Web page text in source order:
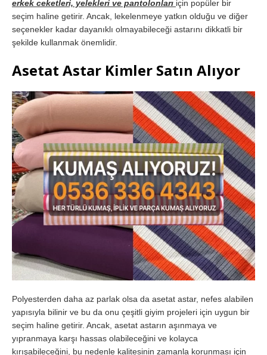
erkek ceketleri, yelekleri ve pantolonları için popüler bir
seçim haline getirir. Ancak, lekelenmeye yatkın olduğu ve diğer
seçenekler kadar dayanıklı olmayabileceği astarını dikkatli bir
şekilde kullanmak önemlidir.
Asetat Astar Kimler Satın Alıyor
Polyesterden daha az parlak olsa da asetat astar, nefes alabilen
yapısıyla bilinir ve bu da onu çeşitli giyim projeleri için uygun bir
seçim haline getirir. Ancak, asetat astarın aşınmaya ve
yıpranmaya karşı hassas olabileceğini ve kolayca
kırışabileceğini, bu nedenle kalitesinin zamanla korunması için